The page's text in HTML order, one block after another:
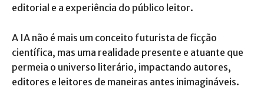
editorial e a experiência do público leitor.
A IA não é mais um conceito futurista de ficção
científica, mas uma realidade presente e atuante que
permeia o universo literário, impactando autores,
editores e leitores de maneiras antes inimagináveis.